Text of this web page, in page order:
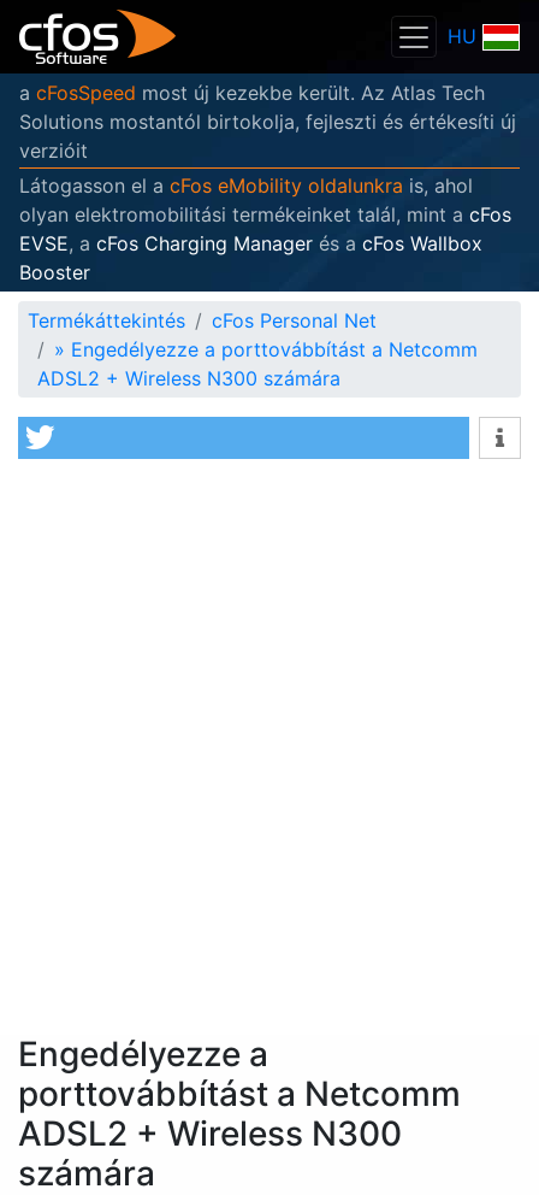
HU
a cFosSpeed most új kezekbe került. Az Atlas Tech
Solutions mostantól birtokolja, fejleszti és értékesíti új
verzióit
Látogasson el a cFos eMobility oldalunkra is, ahol
olyan elektromobilitási termékeinket talál, mint a cFos
EVSE, a cFos Charging Manager és a cFos Wallbox
Booster
Termékáttekintés
cFos Personal Net
» Engedélyezze a porttovábbítást a Netcomm
ADSL2 + Wireless N300 számára
Engedélyezze a
porttovábbítást a Netcomm
ADSL2 + Wireless N300
számára